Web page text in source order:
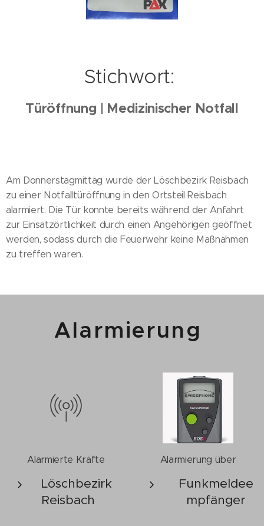
Stichwort:
Türöffnung | Medizinischer Notfall
Am Donnerstagmittag wurde der Löschbezirk Reisbach
zu einer Notfalltüröffnung in den Ortsteil Reisbach
alarmiert. Die Tür konnte bereits während der Anfahrt
zur Einsatzörtlichkeit durch einen Angehörigen geöffnet
werden, sodass durch die Feuerwehr keine Maßnahmen
zu treffen waren.
Alarmierung
Alarmierte Kräfte
Löschbezirk
Reisbach
Alarmierung über
Funkmeldee
mpfänger